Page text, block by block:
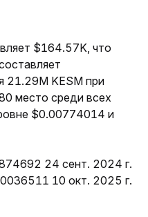
$164.57K, что
21.29M KESM при
место среди всех
$0.00774014 и
24 сент. 2024 г.
10 окт. 2025 г.